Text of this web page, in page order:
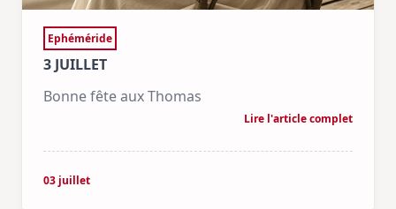
Ephéméride
3 JUILLET
Bonne fête aux Thomas
Lire l'article complet
03 juillet